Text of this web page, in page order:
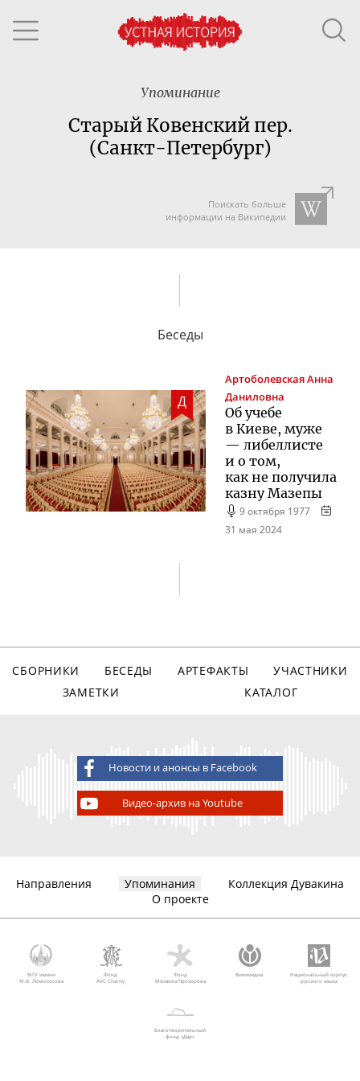
Упоминание
Старый Ковенский пер.
(Санкт-Петербург)
Поискать больше
информации на Википедии
Беседы
Д
АртоболевскаяАнна
Даниловна
Об учебе
в Киеве, муже
— либеллисте
и о том,
как не получила
казну Мазепы
9 октября 1977
31 мая 2024
СБОРНИКИ БЕСЕДЫ АРТЕФАКТЫ
УЧАСТНИКИ
ЗАМЕТКИ
КАТАЛОГ
Новости и анонсы в Facebook
Видео-архив на Youtube
Направления Упоминания
Коллекция Дувакина
О проекте
МГУ имени
М.В. Ломоносова
Фонд
AVC Charity
Фонд
Михаила Прохорова
Викимедиа
Национальный корпус
русского языка
Благотворительный
фонд «Дар»